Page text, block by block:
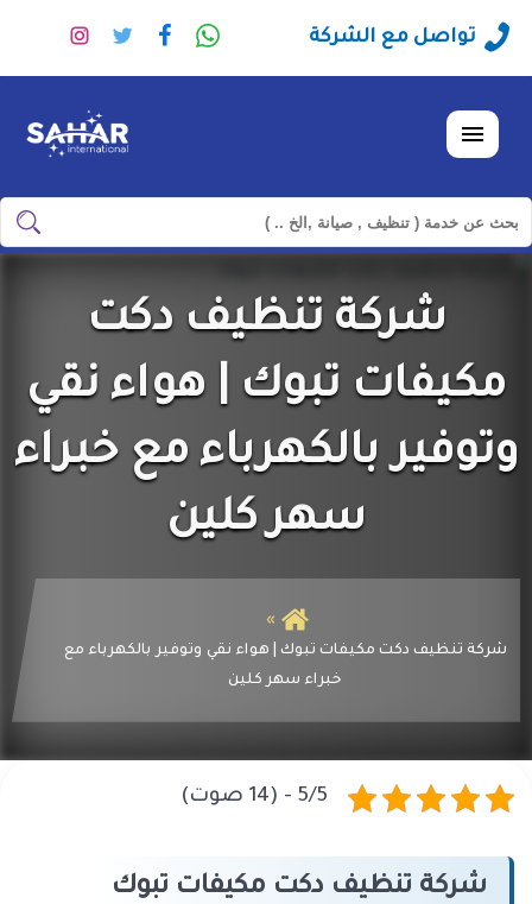
تواصل مع الشركة
راسلنا تابعنا تابعنا
القائمة
ابحث
في
العالمية
شركة تنظيف دكت
مكيفات تبوك | هواء نقي
وتوفير بالكهرباء مع خبراء
سهر كلين
شركة تنظيف دكت مكيفات تبوك | هواء نقي وتوفير بالكهرباء مع
خبراء سهر كلين
5/5 - (14 صوت)
شركة تنظيف دكت مكيفات تبوك